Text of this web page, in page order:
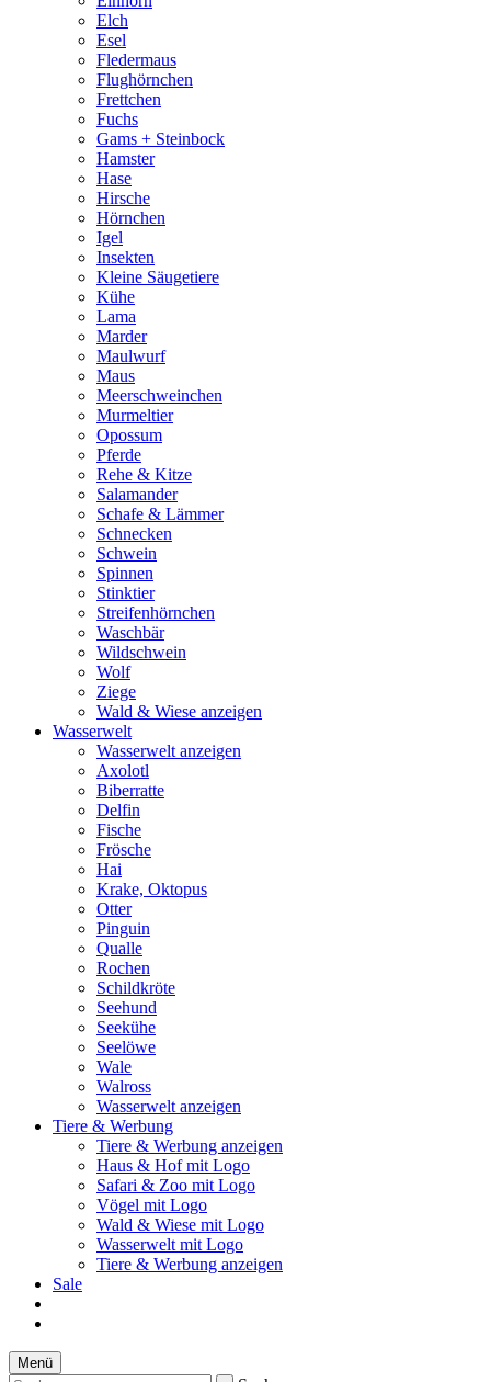
Elch
Esel
Fledermaus
Flughörnchen
Frettchen
Fuchs
Gams + Steinbock
Hamster
Hase
Hirsche
Hörnchen
Igel
Insekten
Kleine Säugetiere
Kühe
Lama
Marder
Maulwurf
Maus
Meerschweinchen
Murmeltier
Opossum
Pferde
Rehe & Kitze
Salamander
Schafe & Lämmer
Schnecken
Schwein
Spinnen
Stinktier
Streifenhörnchen
Waschbär
Wildschwein
Wolf
Ziege
Wald & Wiese anzeigen
Wasserwelt
Wasserwelt anzeigen
Axolotl
Biberratte
Delfin
Fische
Frösche
Hai
Krake, Oktopus
Otter
Pinguin
Qualle
Rochen
Schildkröte
Seehund
Seekühe
Seelöwe
Wale
Walross
Wasserwelt anzeigen
Tiere & Werbung
Tiere & Werbung anzeigen
Haus & Hof mit Logo
Safari & Zoo mit Logo
Vögel mit Logo
Wald & Wiese mit Logo
Wasserwelt mit Logo
Tiere & Werbung anzeigen
Sale
Menü